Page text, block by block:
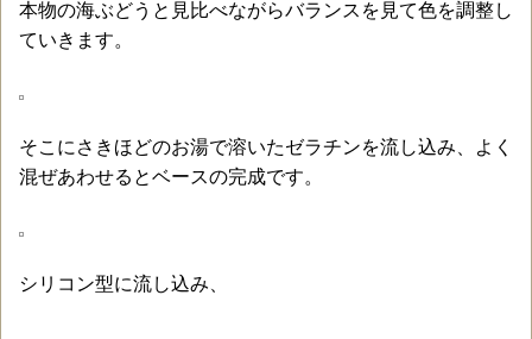
本物の海ぶどうと見比べながらバランスを見て色を調整し
ていきます。
そこにさきほどのお湯で溶いたゼラチンを流し込み、よく
混ぜあわせるとベースの完成です。
シリコン型に流し込み、